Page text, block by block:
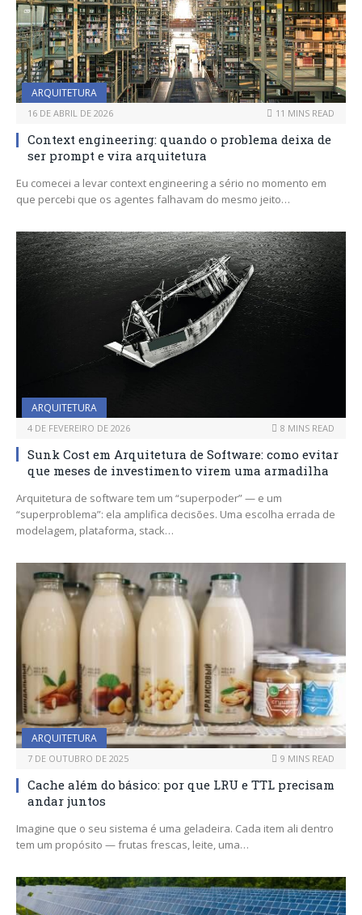
ARQUITETURA
16 DE ABRIL DE 2026 11 MINS READ
Context engineering: quando o problema deixa de
ser prompt e vira arquitetura
Eu comecei a levar context engineering a sério no momento em
que percebi que os agentes falhavam do mesmo jeito…
ARQUITETURA
4 DE FEVEREIRO DE 2026 8 MINS READ
Sunk Cost em Arquitetura de Software: como evitar
que meses de investimento virem uma armadilha
Arquitetura de software tem um “superpoder” — e um
“superproblema”: ela amplifica decisões. Uma escolha errada de
modelagem, plataforma, stack…
ARQUITETURA
7 DE OUTUBRO DE 2025 9 MINS READ
Cache além do básico: por que LRU e TTL precisam
andar juntos
Imagine que o seu sistema é uma geladeira. Cada item ali dentro
tem um propósito — frutas frescas, leite, uma…